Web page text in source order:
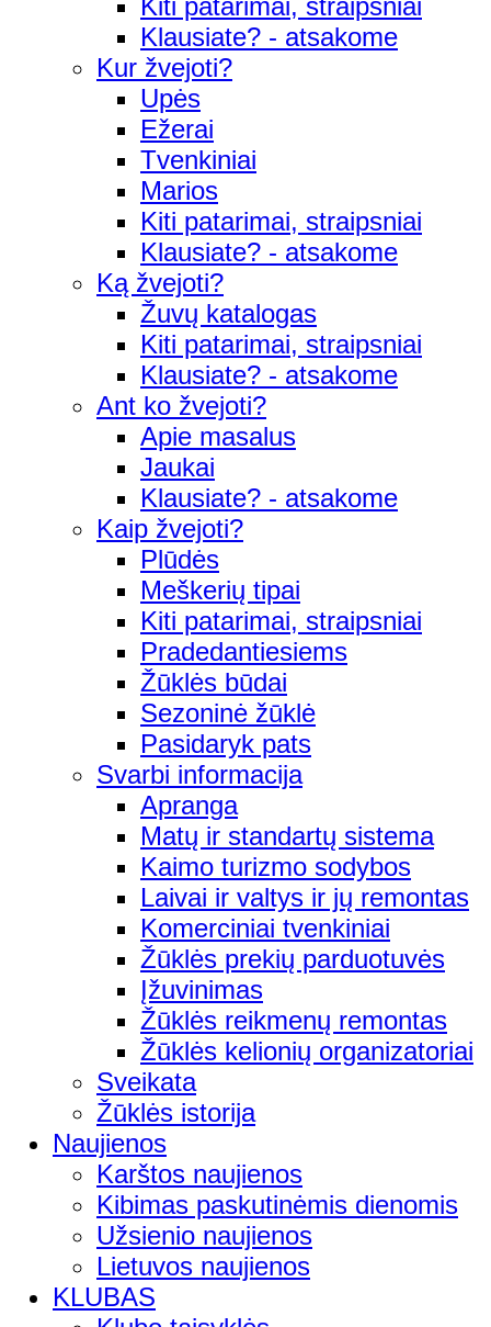
Klausiate? - atsakome
Kur žvejoti?
Upės
Ežerai
Tvenkiniai
Marios
Kiti patarimai, straipsniai
Klausiate? - atsakome
Ką žvejoti?
Žuvų katalogas
Kiti patarimai, straipsniai
Klausiate? - atsakome
Ant ko žvejoti?
Apie masalus
Jaukai
Klausiate? - atsakome
Kaip žvejoti?
Plūdės
Meškerių tipai
Kiti patarimai, straipsniai
Pradedantiesiems
Žūklės būdai
Sezoninė žūklė
Pasidaryk pats
Svarbi informacija
Apranga
Matų ir standartų sistema
Kaimo turizmo sodybos
Laivai ir valtys ir jų remontas
Komerciniai tvenkiniai
Žūklės prekių parduotuvės
Įžuvinimas
Žūklės reikmenų remontas
Žūklės kelionių organizatoriai
Sveikata
Žūklės istorija
Naujienos
Karštos naujienos
Kibimas paskutinėmis dienomis
Užsienio naujienos
Lietuvos naujienos
KLUBAS